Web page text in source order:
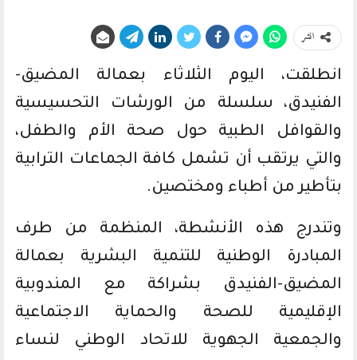
انشر
انطلقت، اليوم الثلاثاء بعمالة المضيق-
الفنيدق، سلسلة من الورشات التحسيسية
والقوافل الطبية حول صحة الأم والطفل،
والتي يرتقب أن تشمل كافة الجماعات الترابية
بتأطير من أطباء ومختصين.
وتندرج هذه الأنشطة، المنظمة من طرف
المبادرة الوطنية للتنمية البشرية بعمالة
المضيق-الفنيدق بشراكة مع المندوبية
الإقليمية للصحة والحماية الاجتماعية
والجمعية الجهوية للاتحاد الوطني لنساء